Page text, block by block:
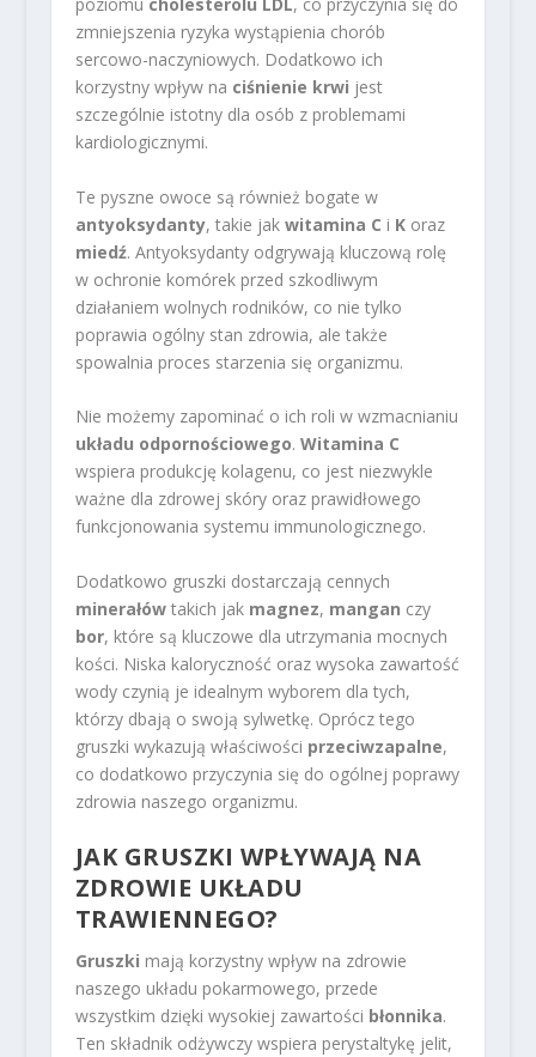
poziomu cholesterolu LDL, co przyczynia się do
zmniejszenia ryzyka wystąpienia chorób
sercowo-naczyniowych. Dodatkowo ich
korzystny wpływ na ciśnienie krwi jest
szczególnie istotny dla osób z problemami
kardiologicznymi.
Te pyszne owoce są również bogate w
antyoksydanty, takie jak witamina C i Koraz
miedź. Antyoksydanty odgrywają kluczową rolę
w ochronie komórek przed szkodliwym
działaniem wolnych rodników, co nie tylko
poprawia ogólny stan zdrowia, ale także
spowalnia proces starzenia się organizmu.
Nie możemy zapominać o ich roli w wzmacnianiu
układu odpornościowego. Witamina C
wspiera produkcję kolagenu, co jest niezwykle
ważne dla zdrowej skóry oraz prawidłowego
funkcjonowania systemu immunologicznego.
Dodatkowo gruszki dostarczają cennych
minerałówtakich jak magnez, mangan czy
bor, które są kluczowe dla utrzymania mocnych
kości. Niska kaloryczność oraz wysoka zawartość
wody czynią je idealnym wyborem dla tych,
którzy dbają o swoją sylwetkę. Oprócz tego
gruszki wykazują właściwości przeciwzapalne,
co dodatkowo przyczynia się do ogólnej poprawy
zdrowia naszego organizmu.
JAK GRUSZKI WPŁYWAJĄ NA
ZDROWIE UKŁADU
TRAWIENNEGO?
Gruszki mają korzystny wpływ na zdrowie
naszego układu pokarmowego, przede
wszystkim dzięki wysokiej zawartości błonnika.
Ten składnik odżywczy wspiera perystaltykę jelit,